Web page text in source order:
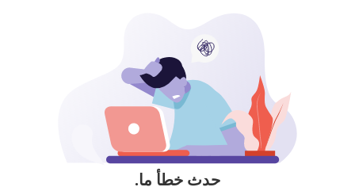
حدث خطأ ما.